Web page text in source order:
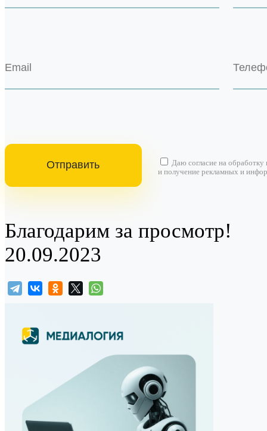
Даю согласие на обработку
и получение рекламных и
Благодарим за просмотр!
20.09.2023